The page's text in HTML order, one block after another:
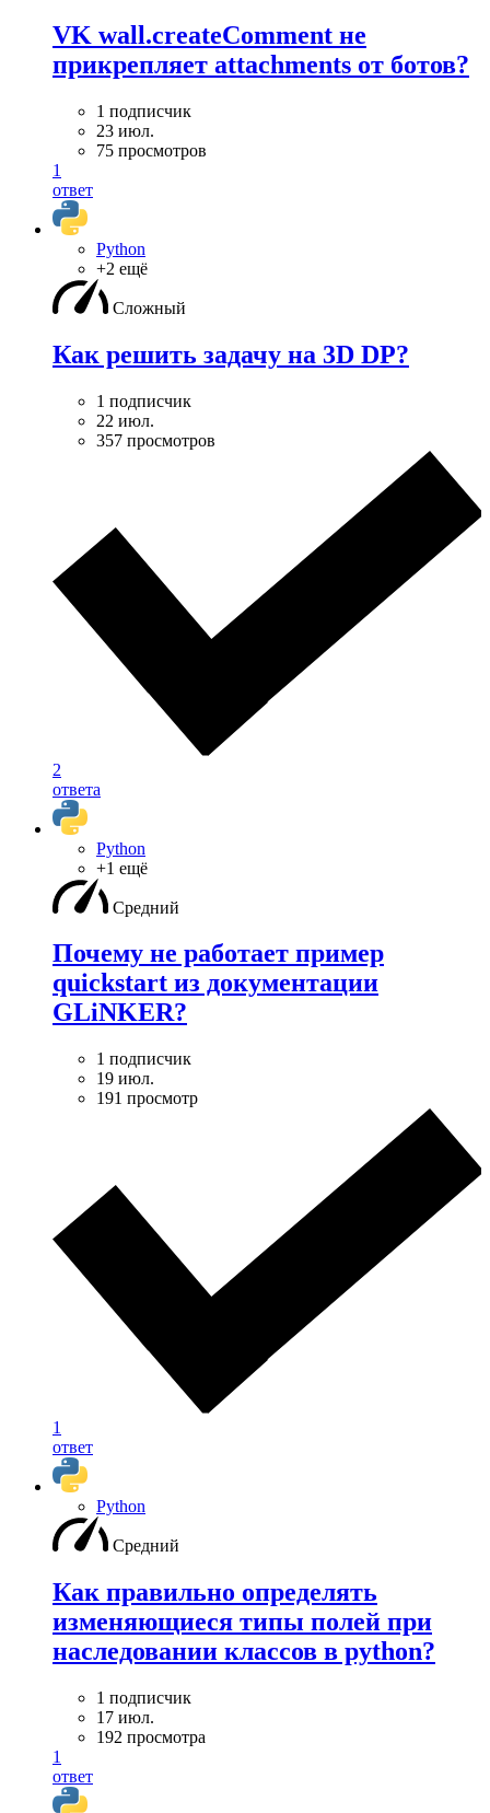
VK wall.createComment не
прикрепляет attachments от ботов?
1 подписчик
23 июл.
75 просмотров
1
ответ
Python
+2 ещё
Сложный
Как решить задачу на 3D DP?
1 подписчик
22 июл.
357 просмотров
2
ответа
Python
+1 ещё
Средний
Почему не работает пример
quickstart из документации
GLiNKER?
1 подписчик
19 июл.
191 просмотр
1
ответ
Python
Средний
Как правильно определять
изменяющиеся типы полей при
наследовании классов в python?
1 подписчик
17 июл.
192 просмотра
1
ответ